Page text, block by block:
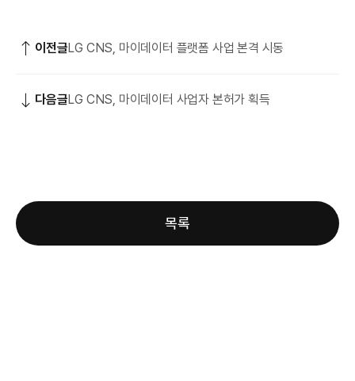
이전글LG CNS, 마이데이터 플랫폼 사업 본격 시동
다음글LG CNS, 마이데이터 사업자 본허가 획득
목록